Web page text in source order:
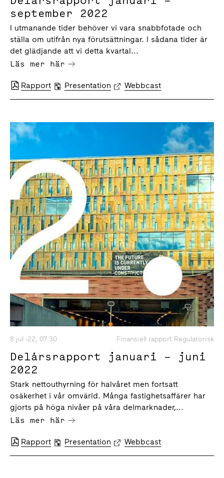
september 2022
I utmanande tider behöver vi vara snabbfotade och
ställa om utifrån nya förutsättningar. I sådana tider är
det glädjande att vi detta kvartal...
Läs mer här
Rapport Presentation Webbcast
8 jul -22, 07:30 Finansiell rapport Regulatorisk
Delårsrapport januari – juni
2022
Stark nettouthyrning för halvåret men fortsatt
osäkerhet i vår omvärld. Många fastighetsaffärer har
gjorts på höga nivåer på våra delmarknader,...
Läs mer här
Rapport Presentation Webbcast